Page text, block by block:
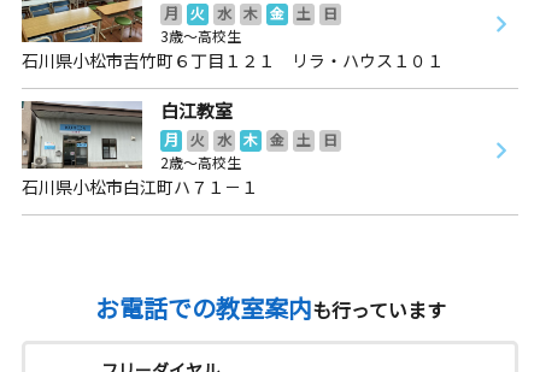
月 火 水 木 金 土
日
3歳～高校生
石川県小松市吉竹町６丁目１２１ リラ・ハウス１０１
白江教室
月 火 水 木 金 土
日
2歳～高校生
石川県小松市白江町ハ７１－１
お電話での教室案内も行っています